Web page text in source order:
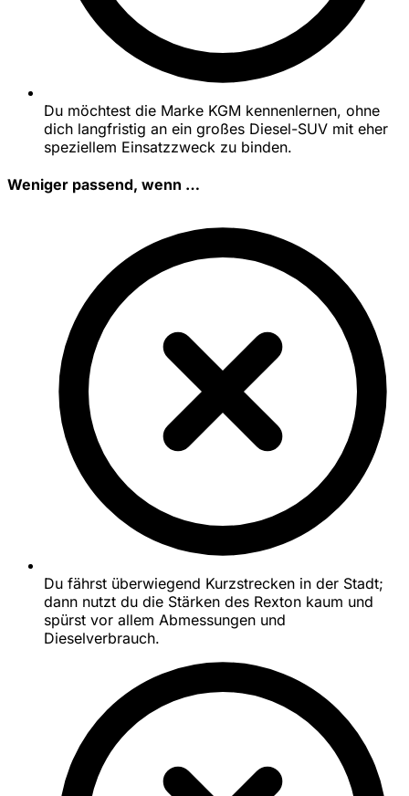
Du möchtest die Marke KGM kennenlernen, ohne
dich langfristig an ein großes Diesel-SUV mit eher
speziellem Einsatzzweck zu binden.
Weniger passend, wenn …
Du fährst überwiegend Kurzstrecken in der Stadt;
dann nutzt du die Stärken des Rexton kaum und
spürst vor allem Abmessungen und
Dieselverbrauch.